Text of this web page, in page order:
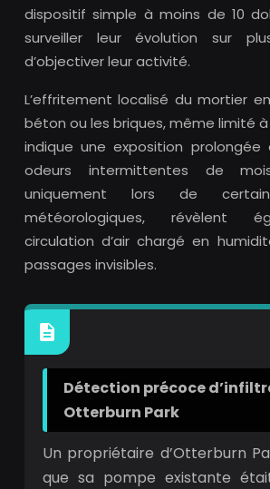
dispositif simple à moins de 10
surveiller leur évolution sur
d’objectiver leur activité.
L’effritement localisé du mortier
béton ou les briques, même limité
indique une exposition prolongée
odeurs intermittentes de
uniquement lors de
météorologiques, révèlent
circulation d’air chargé en
passages invisibles.
Détection précoce
Otterburn Park
Un propriétaire d’Otterburn
que sa pompe existante